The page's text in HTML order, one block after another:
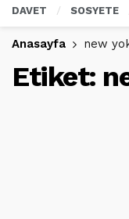
DAVET SOSYETE
Anasayfa new
Etiket: